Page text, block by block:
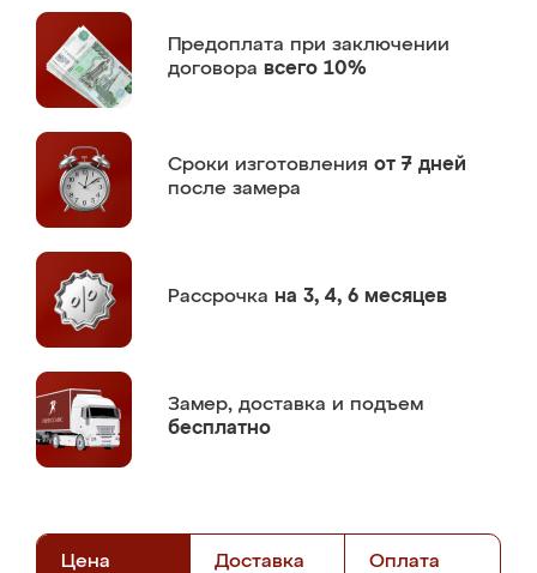
Предоплата при заключении
договора всего 10%
Сроки изготовления от 7 дней
после замера
Рассрочка на 3, 4, 6 месяцев
Замер, доставка и подъем
бесплатно
Цена Доставка Оплата